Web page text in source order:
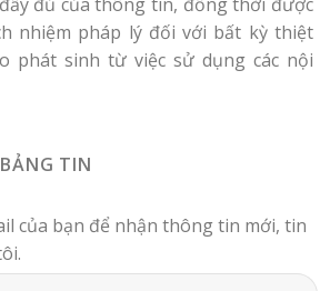
nhiệm pháp lý đối với bất kỳ thiệt
phát sinh từ việc sử dụng các nội
TIN
của bạn để nhận thông tin mới, tin